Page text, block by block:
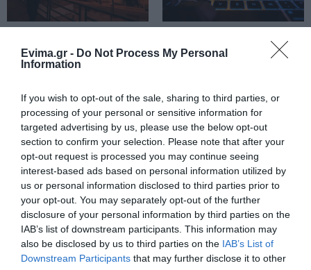
Evima.gr - Do Not Process My Personal
Information
If you wish to opt-out of the sale, sharing to third parties, or
processing of your personal or sensitive information for
targeted advertising by us, please use the below opt-out
section to confirm your selection. Please note that after your
opt-out request is processed you may continue seeing
interest-based ads based on personal information utilized by
us or personal information disclosed to third parties prior to
your opt-out. You may separately opt-out of the further
disclosure of your personal information by third parties on the
IAB’s list of downstream participants. This information may
also be disclosed by us to third parties on the IAB’s List of
Downstream Participants that may further disclose it to other
τελευταίο «αντίο» στον 36χρονο
επιχειρηματία
07.08.2026 | 19:00
Αυτός ο δήμος της Εύβοιας πάει
στα δικαστήρια για τις
ανεμογεννήτριες
07.08.2026 | 18:40
Τραγική κατάληξη είχε η
θαλάσσια εκδρομή για 57χρονο
τουρίστα
07.08.2026 | 18:20
πέντε χρόνια μετά τη
μεγάλη καταστροφή
του 2021
θύμα διαδικτυακής
απάτης – Πλήρωσε για
Τραγωδία στην Εύβοια:
Άνδρας ανασύρθηκε
χωρίς τις αισθήσεις του
από τη θάλασσα
Ανακοινώθηκαν νέες
προσλήψεις σε δήμο
της Εύβοιας: Δείτε εδώ